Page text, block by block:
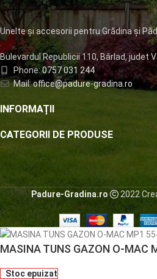
Unelte și accesorii pentru Grădina și
Bulevardul Republicii 110, Bârlad, judet
Phone:0757 031 244
Mail:office@padure-gradina.ro
INFORMAȚII
CATEGORII DE PRODUSE
Padure-Gradina.ro 2022
MASINA TUNS GAZON O-MAC
Stoc epuizat